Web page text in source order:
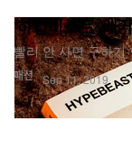
패션
'하입비스트' 매
빨리 안 사면 구하기
Sep 11, 2019